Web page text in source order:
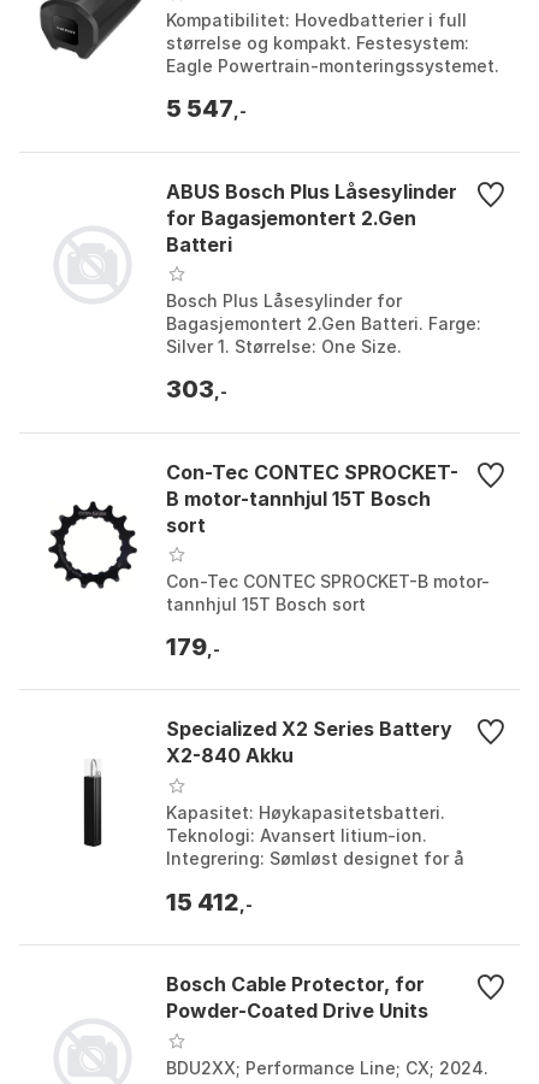
Kompatibilitet: Hovedbatterier i full
størrelse og kompakt. Festesystem:
Eagle Powertrain-monteringssystemet.
mer kjøretid...
5 547 ,-
ABUS Bosch Plus Låsesylinder
for Bagasjemontert 2.Gen
Batteri
Bosch Plus Låsesylinder for
Bagasjemontert 2.Gen Batteri. Farge:
Silver 1. Størrelse: One Size.
303 ,-
Con-Tec CONTEC SPROCKET-
B motor-tannhjul 15T Bosch
sort
Con-Tec CONTEC SPROCKET-B motor-
tannhjul 15T Bosch sort
179 ,-
Specialized X2 Series Battery
X2-840 Akku
Kapasitet: Høykapasitetsbatteri.
Teknologi: Avansert litium-ion.
Integrering: Sømløst designet for å
batteristyring: Intellig...
15 412 ,-
Bosch Cable Protector, for
Powder-Coated Drive Units
BDU2XX; Performance Line; CX; 2024.